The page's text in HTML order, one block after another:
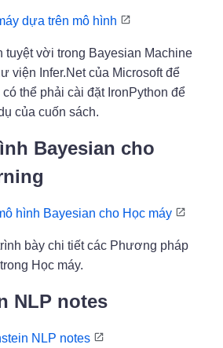
dựa trên mô hình
tuyệt vời trong Bayesian Machine
viện Infer.Net của Microsoft để
thể phải cài đặt IronPython để
của cuốn sách.
Bayesian cho
hình Bayesian cho Học máy
bày chi tiết các Phương pháp
Học máy.
NLP notes
NLP notes